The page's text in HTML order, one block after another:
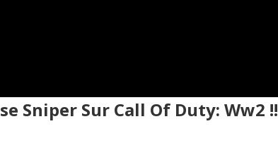
Sniper Sur Call Of Duty: Ww2 !!